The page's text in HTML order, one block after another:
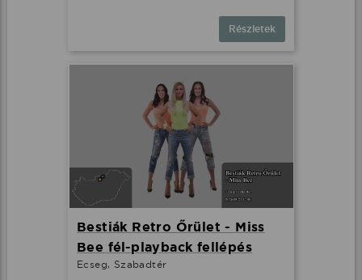
Részletek
Bestiák Retro Őrület - Miss
Bee fél-playback fellépés
Ecseg, Szabadtér